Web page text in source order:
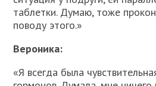
таблетки. Думаю, тоже
поводу этого.»
Вероника:
«Я всегда была